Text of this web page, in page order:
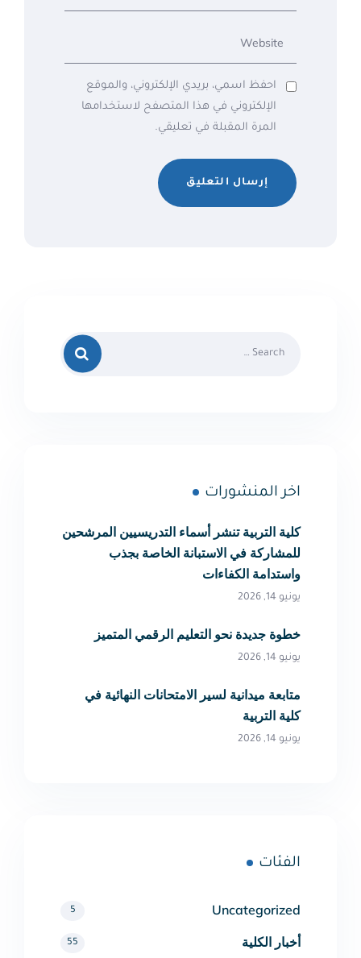
احفظ اسمي، بريدي الإلكتروني، والموقع
الإلكتروني في هذا المتصفح لاستخدامها
المرة المقبلة في تعليقي.
اخر المنشورات
كلية التربية تنشر أسماء التدريسيين المرشحين
للمشاركة في الاستبانة الخاصة بجذب
واستدامة الكفاءات
يونيو 14, 2026
خطوة جديدة نحو التعليم الرقمي المتميز
يونيو 14, 2026
متابعة ميدانية لسير الامتحانات النهائية في
كلية التربية
يونيو 14, 2026
الفئات
Uncategorized
5
أخبار الكلية 55